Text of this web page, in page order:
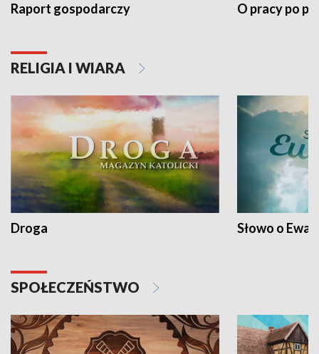
Raport gospodarczy O pracy po
RELIGIA I WIARA
Droga Słowo o
SPOŁECZEŃSTWO